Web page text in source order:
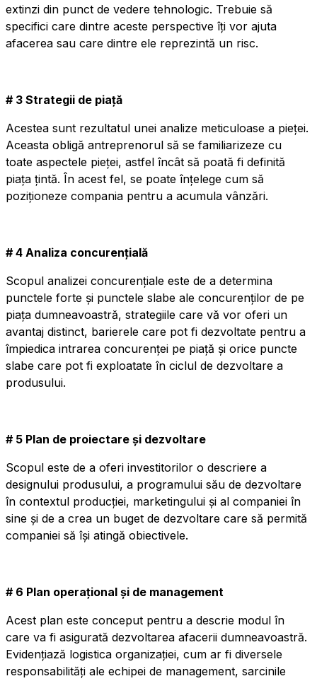
extinzi din punct de vedere tehnologic. Trebuie să
specifici care dintre aceste perspective îți vor ajuta
afacerea sau care dintre ele reprezintă un risc.
# 3 Strategii de piață
Acestea sunt rezultatul unei analize meticuloase a pieței.
Aceasta obligă antreprenorul să se familiarizeze cu
toate aspectele pieței, astfel încât să poată fi definită
piața țintă. În acest fel, se poate înțelege cum să
poziționeze compania pentru a acumula vânzări.
# 4 Analiza concurențială
Scopul analizei concurențiale este de a determina
punctele forte și punctele slabe ale concurenților de pe
piața dumneavoastră, strategiile care vă vor oferi un
avantaj distinct, barierele care pot fi dezvoltate pentru a
împiedica intrarea concurenței pe piață și orice puncte
slabe care pot fi exploatate în ciclul de dezvoltare a
produsului.
# 5 Plan de proiectare și dezvoltare
Scopul este de a oferi investitorilor o descriere a
designului produsului, a programului său de dezvoltare
în contextul producției, marketingului și al companiei în
sine și de a crea un buget de dezvoltare care să permită
companiei să își atingă obiectivele.
# 6 Plan operațional și de management
Acest plan este conceput pentru a descrie modul în
care va fi asigurată dezvoltarea afacerii dumneavoastră.
Evidențiază logistica organizației, cum ar fi diversele
responsabilități ale echipei de management, sarcinile